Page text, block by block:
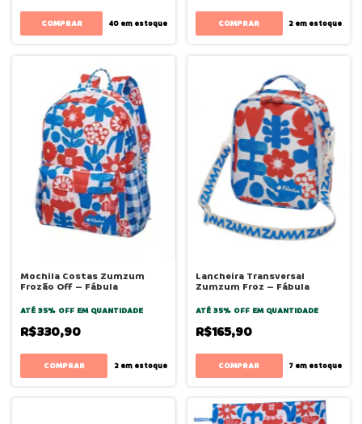
COMPRAR 40em estoque COMPRAR 2 em estoque
Mochila Costas Zumzum
Frozão Off – Fábula
ATÉ 35% OFF EM QUANTIDADE
R$330,90
2em estoque
Lancheira Transversal
Zumzum Froz – Fábula
ATÉ 35% OFF EM QUANTIDADE
R$165,90
7 em estoque